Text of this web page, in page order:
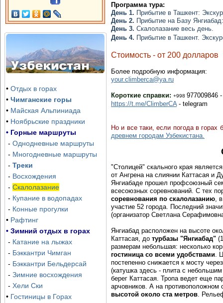
Озеро Айдаркуль, тур, гарантированные
даты
Отправка группы — каждую субботу, начиная с июня
Зона Отдыха Хумсон Булок
Зона Отдыха в горах Хумсон Булок (Humson Buloq)
принимает гостей.
Ски-тур и
Программа восемь дней,
Чимгане и Амирсае +
• Отдых в горах
• Чимганские горы
• Майская Альпиниада
• Ноябрьские праздники
• Горные маршруты
- Однодневные маршруты
- Многодневные маршруты
- Треки
- Восхождения
- Скалолазание
- Купание в водопадах
- Конные прогулки
• Рафтинг
• Зимний отдых в горах
- Катание на лыжах
- Бэккантри Чимган
- Бэккантри Бельдерсай
- Зимние восхождения
- Хели Ски
• Гостиницы в Горах
Программа тура:
День 1. Прибытие в Ташкент:
День 2. Прибытие на Базу
День 3. Скалолазание весь день.
День 4. Прибытие в Ташкент.
Стоимость - от 200 долларов
Более подробную информация:
your.climberca@ya.ru
Короткие справки: +998 977009846
https://t.me/ClimberCA - telegram
Но и все таки, если погода в
древнем городам Узбекистана.
"Столицей" скального края
от Ангрена на слиянии Каттасая и
Янгиабаде прошел профсоюзный
всесоюзных соревнований. С тех
соревнования по скалолазанию,
участие 52 города. Последний
(организатор Светлана
Янгиабад расположен на высоте
Каттасая, до турбазы "Янгиабад"
размерам небольшая: несколько
гостиница со всеми удобствами.
постепенно снижается к мосту
(катушка здесь - плита с
берег Каттасая. Тропа ведет еще
арчовников. А на
высотой около ста метров.